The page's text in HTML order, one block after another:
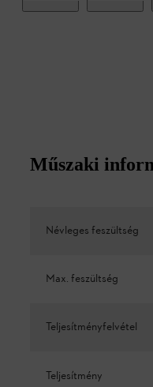
Műszaki
Névleges feszültség
Max. feszültség
Teljesítményfelvétel
Teljesítmény